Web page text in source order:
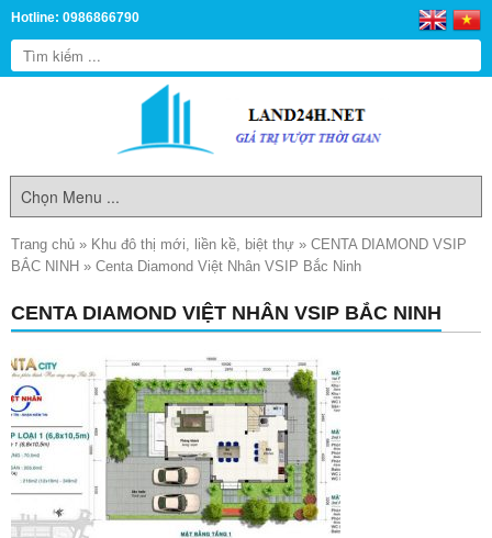
Hotline: 0986866790
Trang chủ » Khu đô thị mới, liền kề, biệt thự » CENTA DIAMOND VSIP
BẮC NINH » Centa Diamond Việt Nhân VSIP Bắc Ninh
CENTA DIAMOND VIỆT NHÂN VSIP BẮC NINH